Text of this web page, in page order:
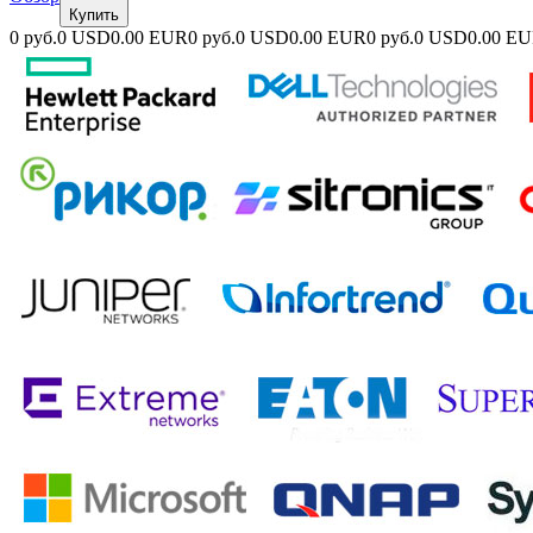
Купить
0 руб.0 USD0.00 EUR0 руб.0 USD0.00 EUR0 руб.0 USD0.00